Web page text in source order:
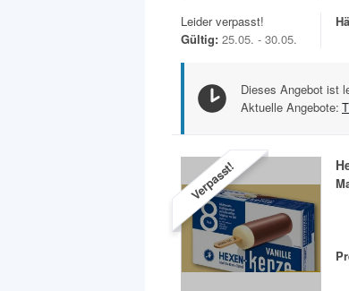
Leider verpasst!
Gültig: 25.05. - 30.05.
Dieses Angebot ist
Aktuelle Angebote:
Verpasst!